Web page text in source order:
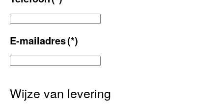
E-mailadres(*)
Wijze van levering